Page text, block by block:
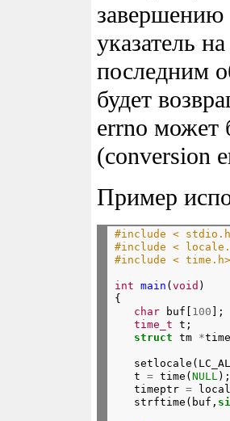
завершению
указатель
последним
будет
errno может
(conversion
Пример
#include <
#include <
#include <
int main (void )
{
char buf[ 100 ];
time_t t;
struct tm *
   t
= time(NULL
   timeptr
=
   strftime(buf,